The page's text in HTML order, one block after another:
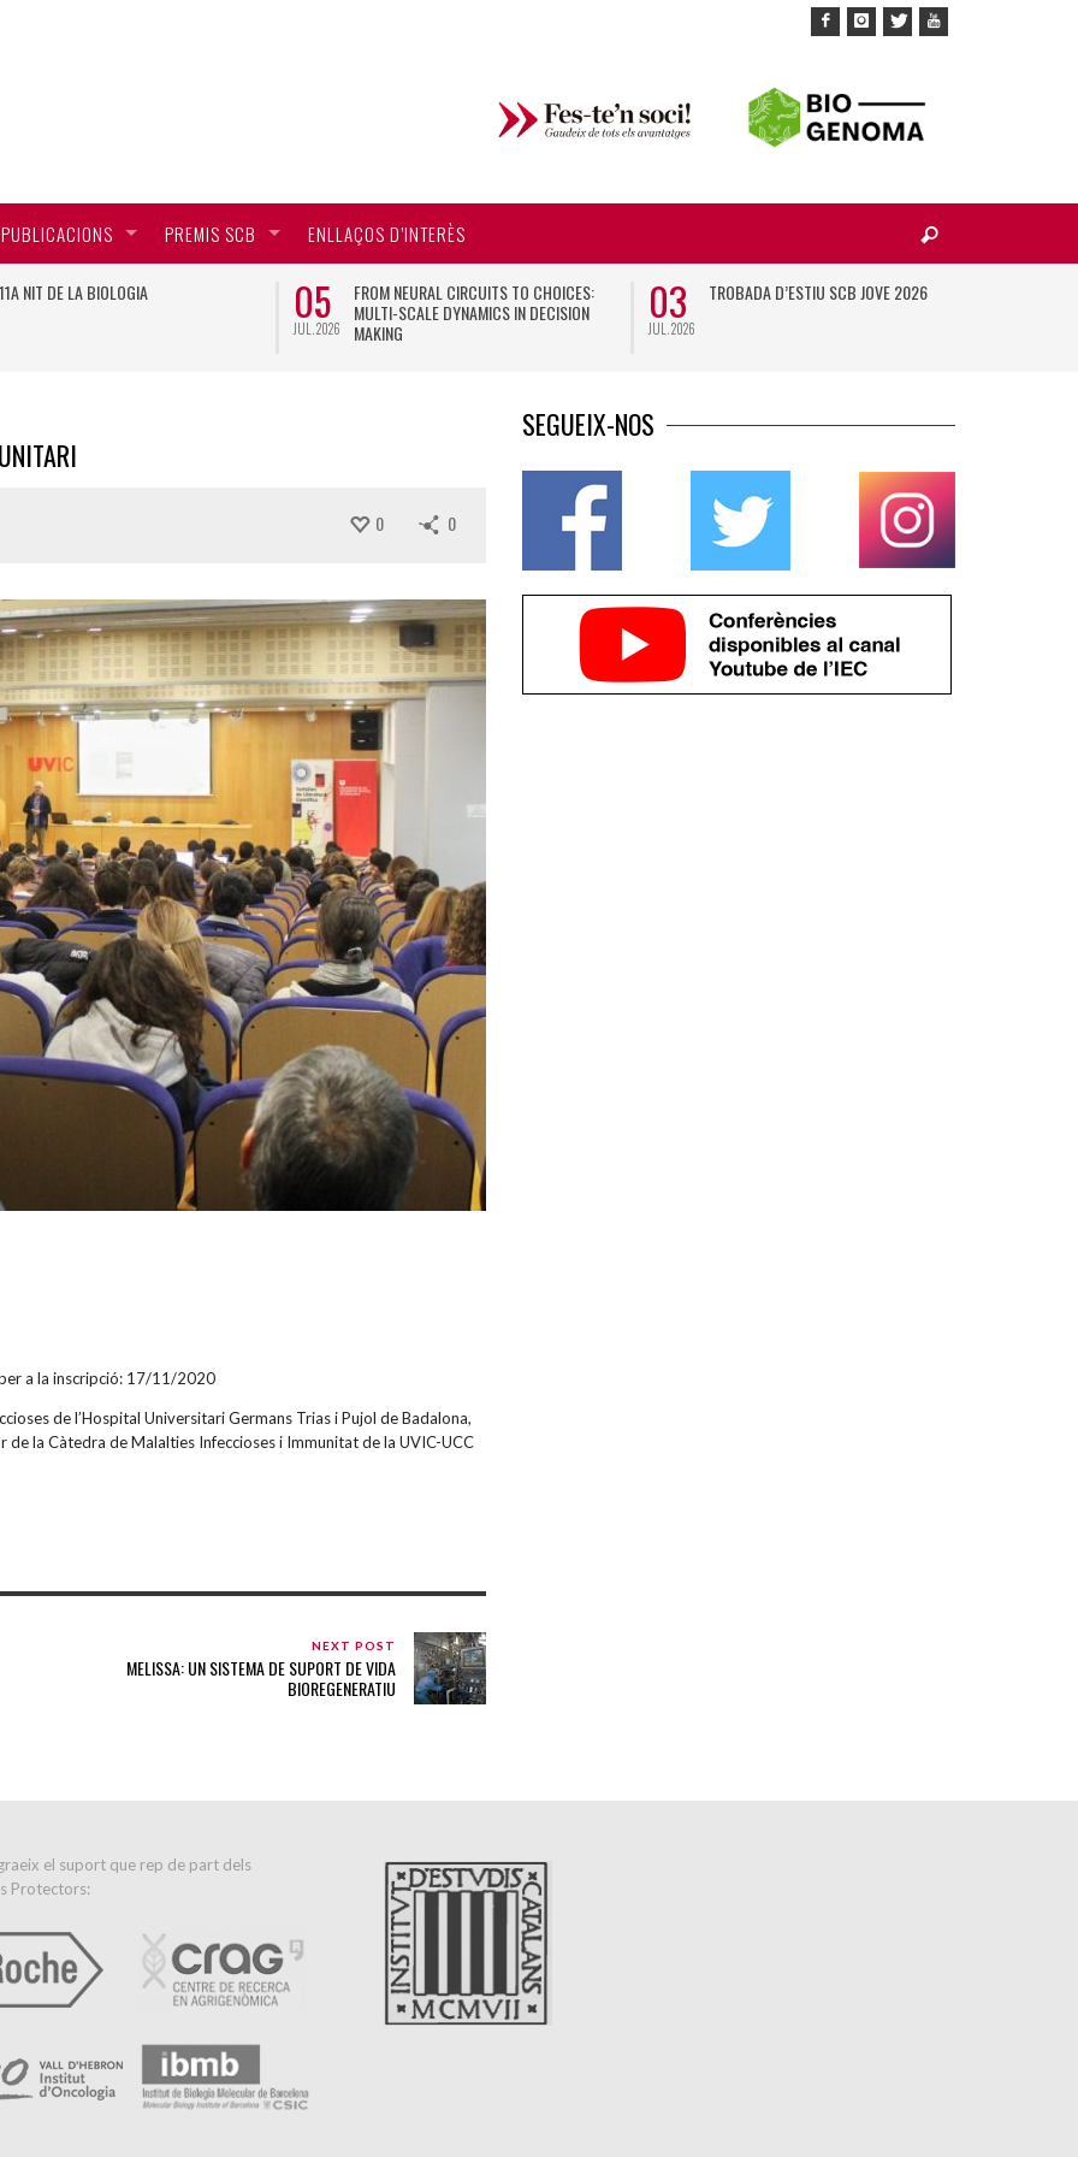
PUBLICACIONS PREMIS SCB ENLLAÇOS D’INTERÈS
11A NIT DE LA BIOLOGIA 05
JUL. 2026
FROM NEURAL CIRCUITS TO CHOICES:
MULTI-SCALE DYNAMICS IN DECISION
MAKING
03
JUL. 2026
TROBADA D’ESTIU SCB JOVE 2026
0 0
a la inscripció: 17/11/2020
de l’Hospital Universitari Germans Trias i Pujol de Badalona,
la Càtedra de Malalties Infeccioses i Immunitat de la UVIC-UCC
NEXT POST
MELISSA: UN SISTEMA DE SUPORT DE VIDA
BIOREGENERATIU
SEGUEIX-NOS
el suport que rep de part dels
Protectors: